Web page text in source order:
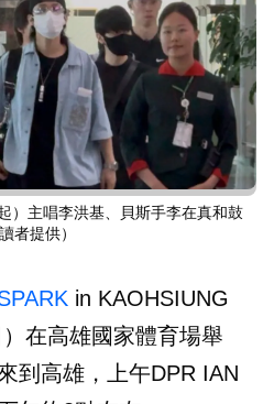
）主唱李洪基、貝斯手李在真和鼓
者提供）
in KAOHSIUNG
在高雄國家體育場舉
到高雄，上午DPR IAN